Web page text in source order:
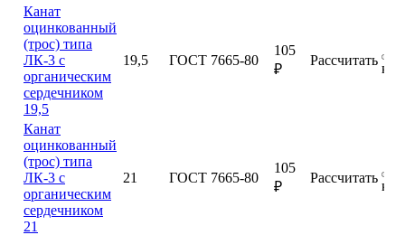
Канат
оцинкованный
(трос) типа
ЛК-3 с
органическим
сердечником
19,5
19,5 ГОСТ 7665-80
105
₽
Рассчитать
Канат
оцинкованный
(трос) типа
ЛК-3 с
органическим
сердечником
21
21 ГОСТ 7665-80
105
₽
Рассчитать